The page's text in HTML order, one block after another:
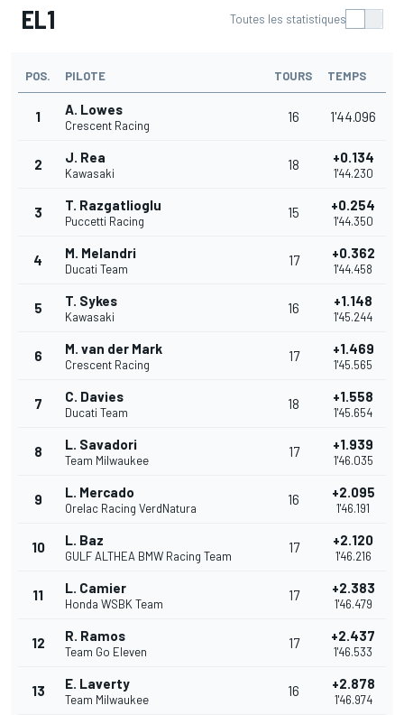
EL1 Toutes les statistiques
POS. PILOTE TOURS TEMPS
1 A. Lowes
Crescent Racing
16 1'44.096
2 J. Rea
Kawasaki
18 +0.134
1'44.230
3 T. Razgatlioglu
Puccetti Racing
15 +0.254
1'44.350
4 M. Melandri
Ducati Team
17 +0.362
1'44.458
5 T. Sykes
Kawasaki
16 +1.148
1'45.244
6 M. van der Mark
Crescent Racing
17 +1.469
1'45.565
7 C. Davies
Ducati Team
18 +1.558
1'45.654
8 L. Savadori
Team Milwaukee
17 +1.939
1'46.035
9 L. Mercado
Orelac Racing VerdNatura
16 +2.095
1'46.191
10 L. Baz
GULF ALTHEA BMW Racing Team
17 +2.120
1'46.216
11 L. Camier
Honda WSBK Team
17 +2.383
1'46.479
12 R. Ramos
Team Go Eleven
17 +2.437
1'46.533
13 E. Laverty
Team Milwaukee
16 +2.878
1'46.974